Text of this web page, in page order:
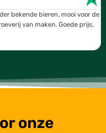
bekende bieren, mooi voor de
van maken. Goede prijs,
onze